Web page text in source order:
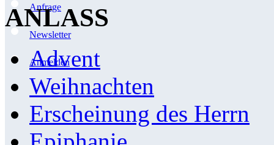
Anfrage
Newsletter
Anmelden
ANLASS
Advent
Weihnachten
Erscheinung des Herrn